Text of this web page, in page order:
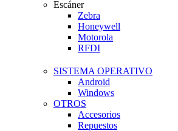
Escáner
Zebra
Honeywell
Motorola
RFDI
SISTEMA OPERATIVO
Android
Windows
OTROS
Accesorios
Repuestos